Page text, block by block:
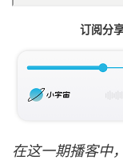
订阅分
在这一期播客中